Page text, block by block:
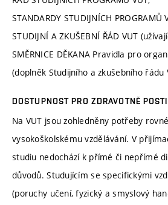
STANDARDY STUDIJNÍCH PROGRAMŮ
STUDIJNÍ A ZKUŠEBNÍ ŘÁD VUT
SMĚRNICE DĚKANA Pravidla pro
(doplněk Studijního a zkušebního řádu
DOSTUPNOST PRO ZDRAVOTNĚ
Na VUT jsou zohledněny potřeby
vysokoškolskému vzdělávání. V
studiu nedochází k přímé či nepřímé
důvodů. Studujícím se specifickými
(poruchy učení, fyzický a smyslový